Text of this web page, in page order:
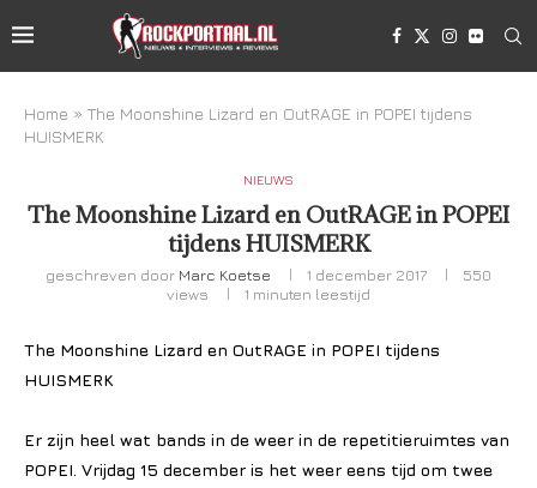
Home » The Moonshine Lizard en OutRAGE in POPEI tijdens
HUISMERK
NIEUWS
The Moonshine Lizard en OutRAGE in POPEI
tijdens HUISMERK
geschreven door Marc Koetse 1 december 2017
550
views
1 minuten leestijd
The Moonshine Lizard en OutRAGE in POPEI tijdens
HUISMERK
Er zijn heel wat bands in de weer in de repetitieruimtes van
POPEI. Vrijdag 15 december is het weer eens tijd om twee